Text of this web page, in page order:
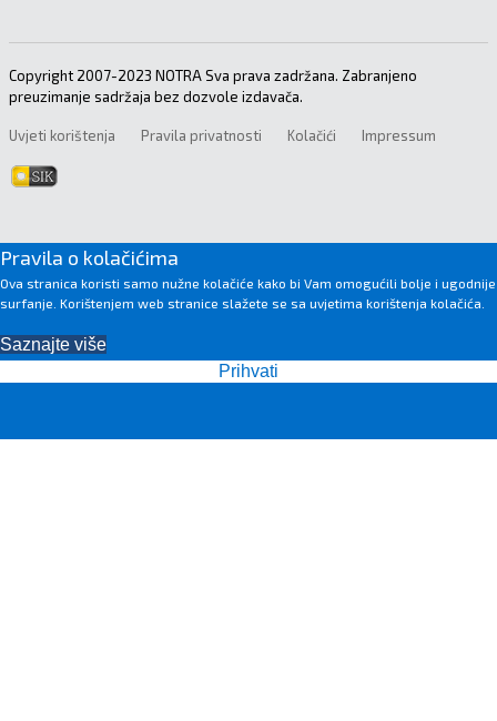
Copyright 2007-2023 NOTRA Sva prava zadržana. Zabranjeno
preuzimanje sadržaja bez dozvole izdavača.
Uvjeti korištenja Pravila privatnosti Kolačići Impressum
Pravila o kolačićima
Ova stranica koristi samo nužne kolačiće kako bi Vam omogućili bolje i ugodnije
surfanje. Korištenjem web stranice slažete se sa uvjetima korištenja kolačića.
Saznajte više
Prihvati